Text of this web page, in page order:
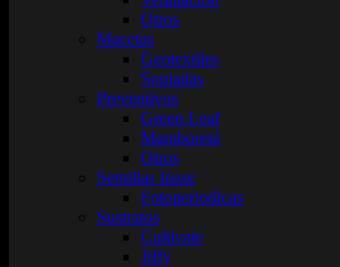
Otros
Macetas
Geotextiles
Sopladas
Preventivos
Green Leaf
Mamboretá
Otros
Semillas Inase
Fotoperiodicas
Sustratos
Cultivate
Jiffy